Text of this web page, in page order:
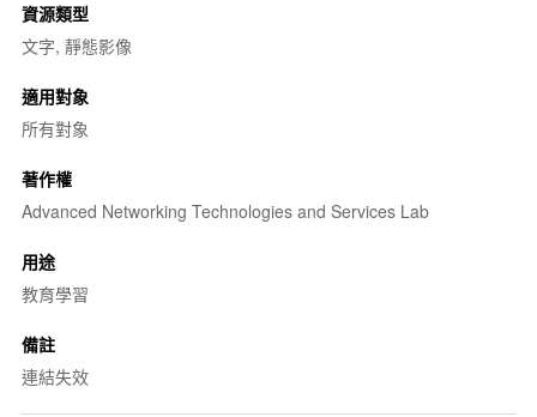
資源類型
文字, 靜態影像
適用對象
所有對象
著作權
Advanced Networking Technologies and Services Lab
用途
教育學習
備註
連結失效